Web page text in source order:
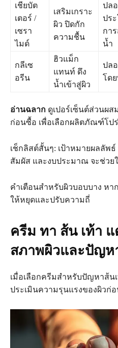
เชียบัต
เตอร์ /
เซรา
ไมด์
เสริมเกราะ
ผิว ปิดกัก
ความชื้น
ปล
ปร
กา
น้ำ
กลีเซ
อรีน
ฮิวแม็ก
แทนท์ ดึง
น้ำเข้าสู่ผิว
ปล
โด
อ่านฉลาก ดูเปอร์เซ็นต์ส่วนผ
ก่อนซื้อ เพื่อเลือกผลิตภัณฑ์โป
เช็กลิสต์สั้นๆ: เป้าหมายผลลัพ
สัมผัส และงบประมาณ จะช่วย
คำเตือนสำหรับผิวบอบบาง หา
ให้หยุดและปรับความถี่
ครีม ทา ส้น เท้า
สภาพผิวและปัญห
เมื่อเลือกครีมสำหรับปัญหาส้น
ประเมินความรุนแรงของผิวก่